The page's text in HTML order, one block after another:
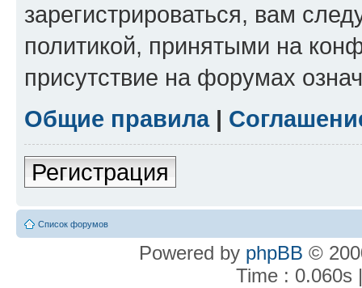
зарегистрироваться, вам
политикой, принятыми на
присутствие на форумах
Общие правила|
Регистрация
Список форумов
Powered by phpBB ©
Time : 0.060s